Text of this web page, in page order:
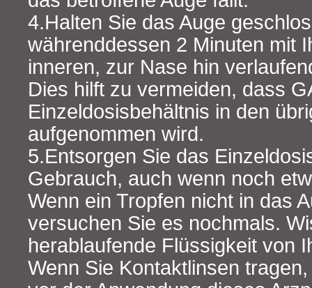
4.Halten Sie das Auge
währenddessen 2 Minuten mit
inneren, zur Nase hin
Dies hilft zu vermeiden, dass
Einzeldosisbehältnis in den
aufgenommen wird.
5.Entsorgen Sie das
Gebrauch, auch wenn noch
Wenn ein Tropfen nicht in das
versuchen Sie es nochmals.
herablaufende Flüssigkeit von
Wenn Sie Kontaktlinsen